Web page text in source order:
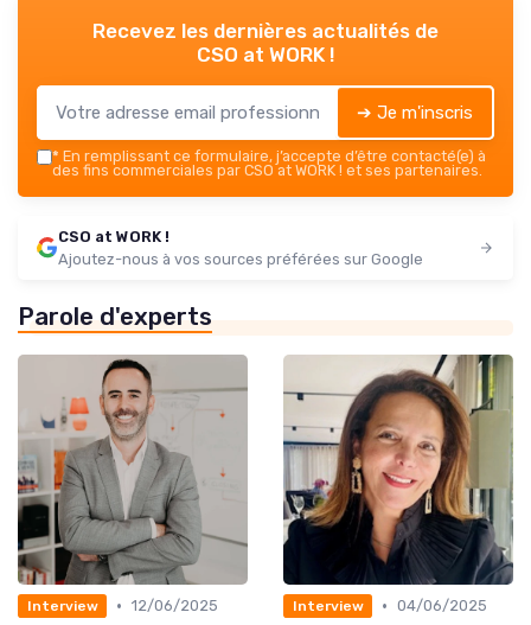
Recevez les dernières actualités de
CSO at WORK !
➔ Je m'inscris
* En remplissant ce formulaire, j’accepte d’être contacté(e) à
des fins commerciales par CSO at WORK ! et ses partenaires.
CSO at WORK !
Ajoutez-nous à vos sources préférées sur Google
Parole d'experts
Interview • 12/06/2025
Interview • 04/06/2025